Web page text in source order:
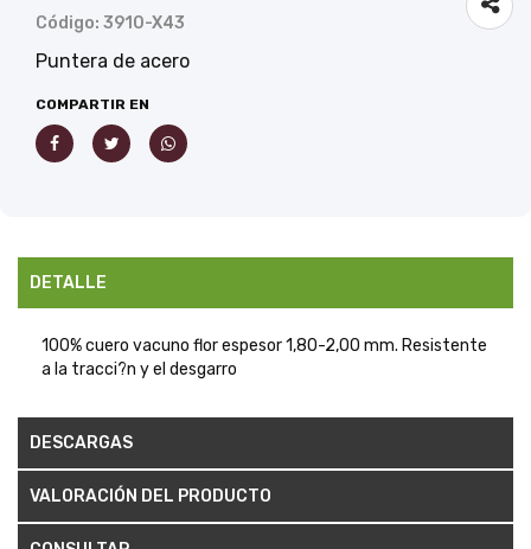
Código: 3910-X43
Puntera de acero
COMPARTIR EN
DETALLE
100% cuero vacuno flor espesor 1,80-2,00 mm. Resistente
a la tracci?n y el desgarro
DESCARGAS
VALORACIÓN DEL PRODUCTO